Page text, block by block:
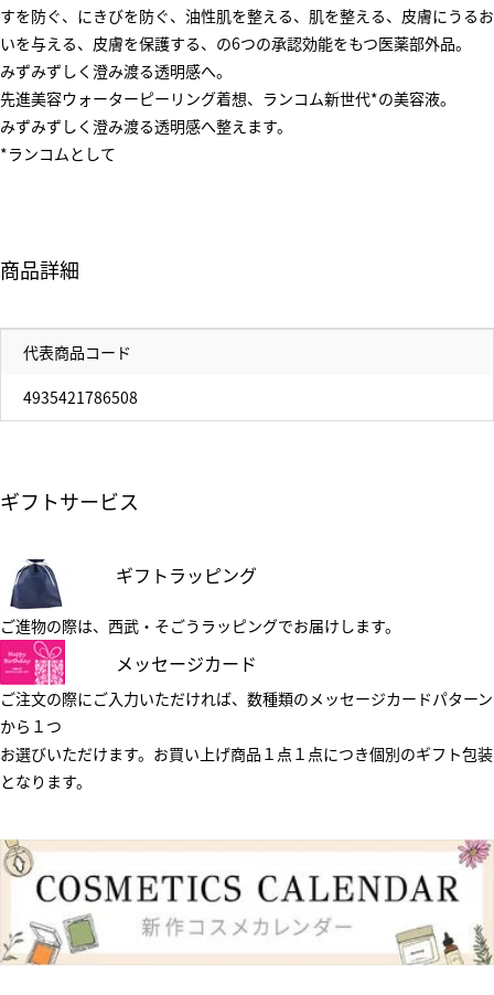
すを防ぐ、にきびを防ぐ、油性肌を整える、肌を整える、皮膚にうるお
いを与える、皮膚を保護する、の6つの承認効能をもつ医薬部外品。
みずみずしく澄み渡る透明感へ。
先進美容ウォーターピーリング着想、ランコム新世代*の美容液。
みずみずしく澄み渡る透明感へ整えます。
*ランコムとして
商品詳細
代表商品コード
4935421786508
ギフトサービス
ギフトラッピング
ご進物の際は、西武・そごうラッピングでお届けします。
メッセージカード
ご注文の際にご入力いただければ、数種類のメッセージカードパターン
から１つ
お選びいただけます。お買い上げ商品１点１点につき個別のギフト包装
となります。